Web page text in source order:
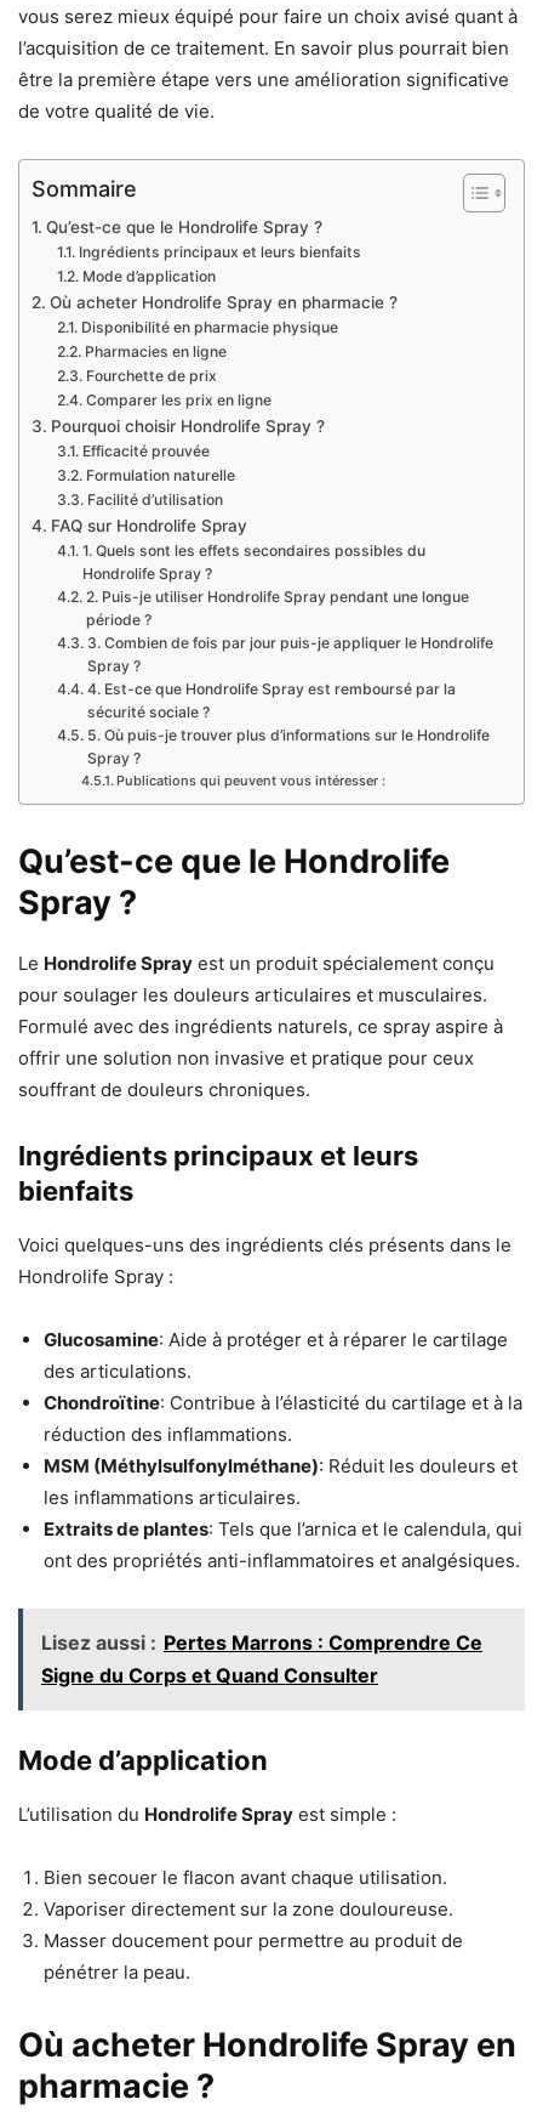
vous serez mieux équipé pour faire un choix avisé quant à
l’acquisition de ce traitement. En savoir plus pourrait bien
être la première étape vers une amélioration significative
de votre qualité de vie.
Sommaire
Qu’est-ce que le Hondrolife Spray ?
Ingrédients principaux et leurs bienfaits
Mode d’application
Où acheter Hondrolife Spray en pharmacie ?
Disponibilité en pharmacie physique
Pharmacies en ligne
Fourchette de prix
Comparer les prix en ligne
Pourquoi choisir Hondrolife Spray ?
Efficacité prouvée
Formulation naturelle
Facilité d’utilisation
FAQ sur Hondrolife Spray
1. Quels sont les effets secondaires possibles du
Hondrolife Spray ?
2. Puis-je utiliser Hondrolife Spray pendant une longue
période ?
3. Combien de fois par jour puis-je appliquer le Hondrolife
Spray ?
4. Est-ce que Hondrolife Spray est remboursé par la
sécurité sociale ?
5. Où puis-je trouver plus d’informations sur le Hondrolife
Spray ?
Publications qui peuvent vous intéresser :
Qu’est-ce que le Hondrolife
Spray ?
Le Hondrolife Spray est un produit spécialement conçu
pour soulager les douleurs articulaires et musculaires.
Formulé avec des ingrédients naturels, ce spray aspire à
offrir une solution non invasive et pratique pour ceux
souffrant de douleurs chroniques.
Ingrédients principaux et leurs
bienfaits
Voici quelques-uns des ingrédients clés présents dans le
Hondrolife Spray :
Glucosamine: Aide à protéger et à réparer le cartilage
des articulations.
Chondroïtine: Contribue à l’élasticité du cartilage et à la
réduction des inflammations.
MSM (Méthylsulfonylméthane): Réduit les douleurs et
les inflammations articulaires.
Extraits de plantes: Tels que l’arnica et le calendula, qui
ont des propriétés anti-inflammatoires et analgésiques.
Lisez aussi : Pertes Marrons : Comprendre Ce
Signe du Corps et Quand Consulter
Mode d’application
L’utilisation du Hondrolife Spray est simple :
Bien secouer le flacon avant chaque utilisation.
Vaporiser directement sur la zone douloureuse.
Masser doucement pour permettre au produit de
pénétrer la peau.
Où acheter Hondrolife Spray en
pharmacie ?